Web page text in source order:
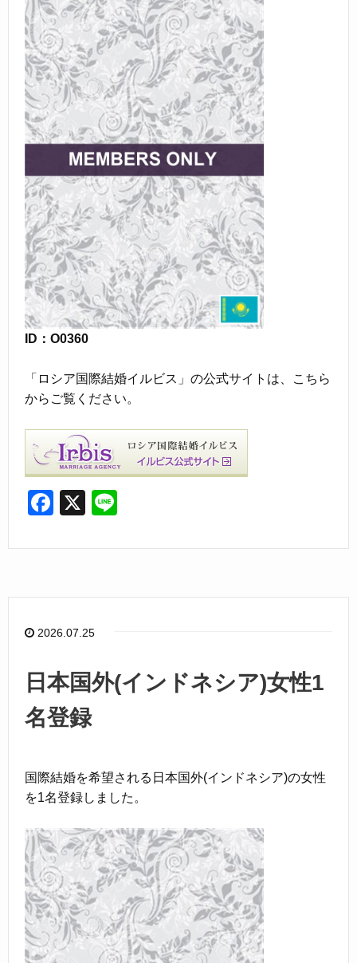
ID：O0360
「ロシア国際結婚イルビス」の公式サイトは、こちら
からご覧ください。
F
c
b
o
k
X
e
2026.07.25
日本国外(インドネシア)女性1
名登録
国際結婚を希望される日本国外(インドネシア)の女性
を1名登録しました。